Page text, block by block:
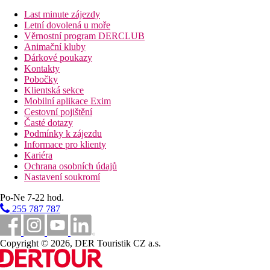
Vzdálenosti
35 km
Vzdálenost od nejbližšího letiště
Pláž
Plážová dovolená
Fotogalerie
Last minute zájezdy
Letní dovolená u moře
Věrnostní program DERCLUB
Animační kluby
Dárkové poukazy
Kontakty
Pobočky
Klientská sekce
Mobilní aplikace Exim
Cestovní pojištění
Časté dotazy
Podmínky k zájezdu
Informace pro klienty
Kariéra
Ochrana osobních údajů
Nastavení soukromí
Po-Ne 7-22 hod.
255 787 787
Copyright © 2026, DER Touristik CZ a.s.